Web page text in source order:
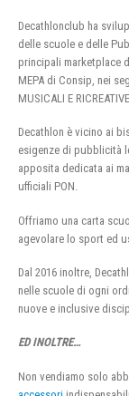
Decathlonclub ha
delle scuole e delle
principali marketplace
MEPA di Consip, nei
MUSICALI E RICREATIVE
Decathlon è vicino ai
esigenze di pubblicità
apposita dedicata ai
ufficiali PON.
Offriamo una carta
agevolare lo sport ed
Dal 2016 inoltre,
nelle scuole di ogni
nuove e inclusive
ED INOLTRE…
Non vendiamo solo